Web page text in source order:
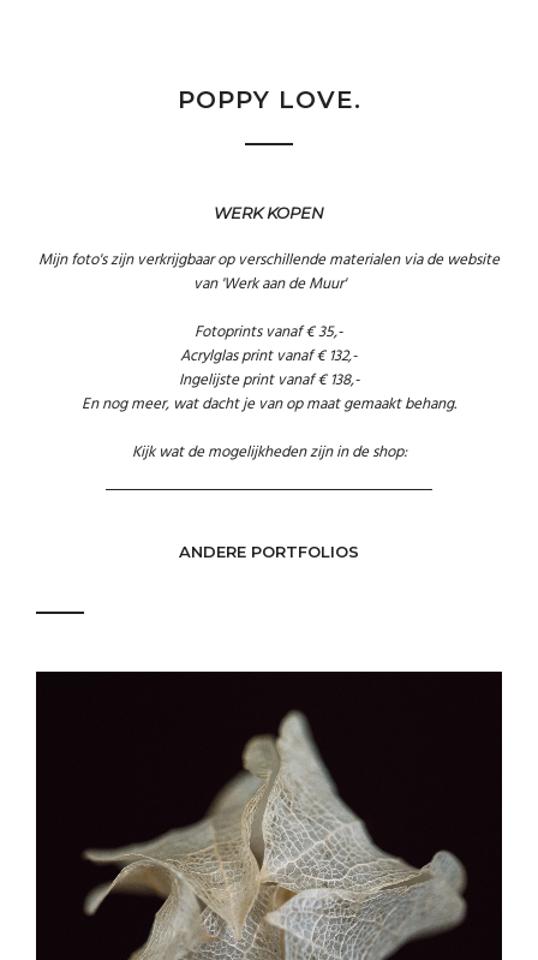
POPPY LOVE.
WERK KOPEN
Mijn foto's zijn verkrijgbaar op verschillende materialen via de website
van 'Werk aan de Muur'
Fotoprints vanaf € 35,-
Acrylglas print vanaf € 132,-
Ingelijste print vanaf € 138,-
En nog meer, wat dacht je van op maat gemaakt behang.
Kijk wat de mogelijkheden zijn in de shop:
ANDERE PORTFOLIOS